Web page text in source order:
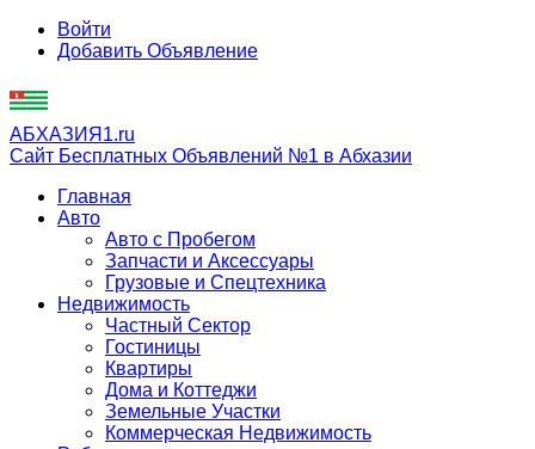
Войти
Добавить Объявление
АБХАЗИЯ1.ru
Сайт Бесплатных Объявлений №1 в Абхазии
Главная
Авто
Авто с Пробегом
Запчасти и Аксессуары
Грузовые и Спецтехника
Недвижимость
Частный Сектор
Гостиницы
Квартиры
Дома и Коттеджи
Земельные Участки
Коммерческая Недвижимость